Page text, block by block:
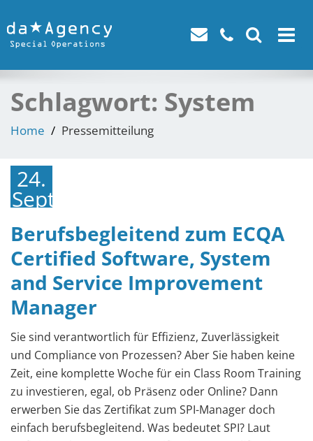
Toggle
Schlagwort: System
Home Pressemitteilung
24.
September
Berufsbegleitend zum ECQA
Certified Software, System
and Service Improvement
Manager
Sie sind verantwortlich für Effizienz, Zuverlässigkeit
und Compliance von Prozessen? Aber Sie haben keine
Zeit, eine komplette Woche für ein Class Room Training
zu investieren, egal, ob Präsenz oder Online? Dann
erwerben Sie das Zertifikat zum SPI-Manager doch
einfach berufsbegleitend. Was bedeutet SPI? Laut